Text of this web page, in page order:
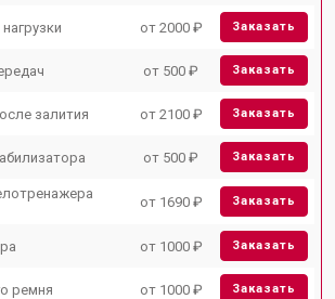
от 2000 ₽ Заказать
от 500 ₽ Заказать
залития от 2100 ₽ Заказать
от 500 ₽ Заказать
от 1690 ₽ Заказать
от 1000 ₽ Заказать
ремня от 1000 ₽ Заказать